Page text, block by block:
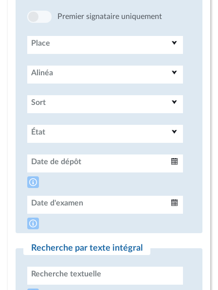
Premier signataire uniquement
Place
Alinéa
Sort
État
Date de dépôt
Date d'examen
Recherche par texte intégral
Recherche textuelle